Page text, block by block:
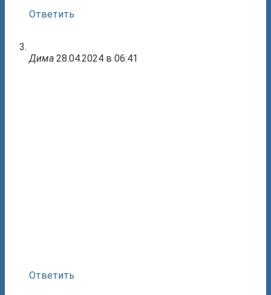
Ответить
Дима 28.04.2024 в 06:41
Ответить